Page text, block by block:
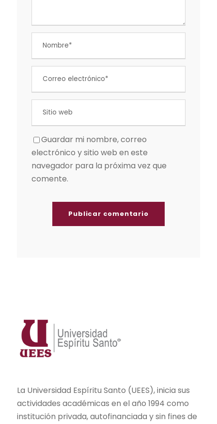
Guardar mi nombre, correo
electrónico y sitio web en este
navegador para la próxima vez que
comente.
La Universidad Espíritu Santo (UEES), inicia sus
actividades académicas en el año 1994 como
institución privada, autofinanciada y sin fines de